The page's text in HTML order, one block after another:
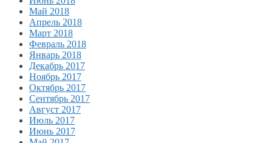
Май 2018
Апрель 2018
Март 2018
Февраль 2018
Январь 2018
Декабрь 2017
Ноябрь 2017
Октябрь 2017
Сентябрь 2017
Август 2017
Июль 2017
Июнь 2017